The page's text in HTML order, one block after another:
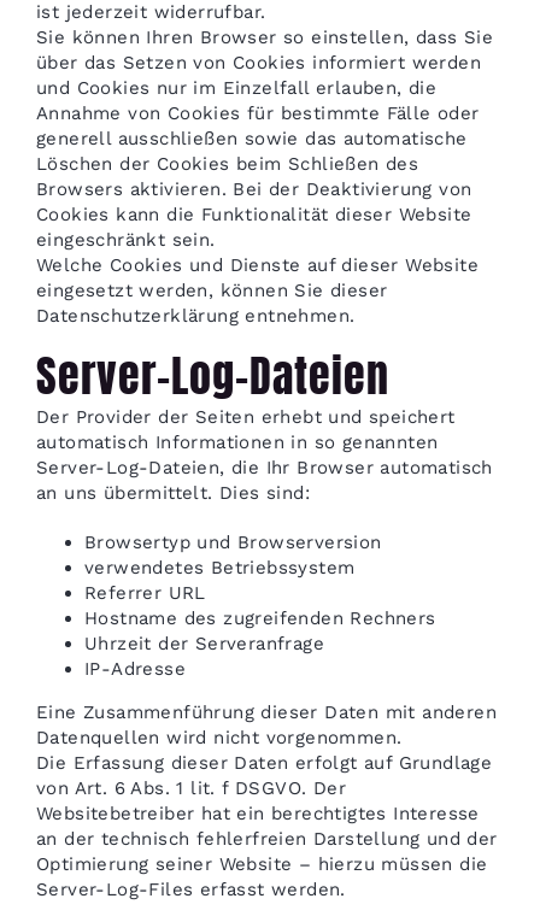
ist jederzeit widerrufbar.
Sie können Ihren Browser so einstellen, dass Sie
über das Setzen von Cookies informiert werden
und Cookies nur im Einzelfall erlauben, die
Annahme von Cookies für bestimmte Fälle oder
generell ausschließen sowie das automatische
Löschen der Cookies beim Schließen des
Browsers aktivieren. Bei der Deaktivierung von
Cookies kann die Funktionalität dieser Website
eingeschränkt sein.
Welche Cookies und Dienste auf dieser Website
eingesetzt werden, können Sie dieser
Datenschutzerklärung entnehmen.
Server-Log-Dateien
Der Provider der Seiten erhebt und speichert
automatisch Informationen in so genannten
Server-Log-Dateien, die Ihr Browser automatisch
an uns übermittelt. Dies sind:
Browsertyp und Browserversion
verwendetes Betriebssystem
Referrer URL
Hostname des zugreifenden Rechners
Uhrzeit der Serveranfrage
IP-Adresse
Eine Zusammenführung dieser Daten mit anderen
Datenquellen wird nicht vorgenommen.
Die Erfassung dieser Daten erfolgt auf Grundlage
von Art. 6 Abs. 1 lit. f DSGVO. Der
Websitebetreiber hat ein berechtigtes Interesse
an der technisch fehlerfreien Darstellung und der
Optimierung seiner Website – hierzu müssen die
Server-Log-Files erfasst werden.